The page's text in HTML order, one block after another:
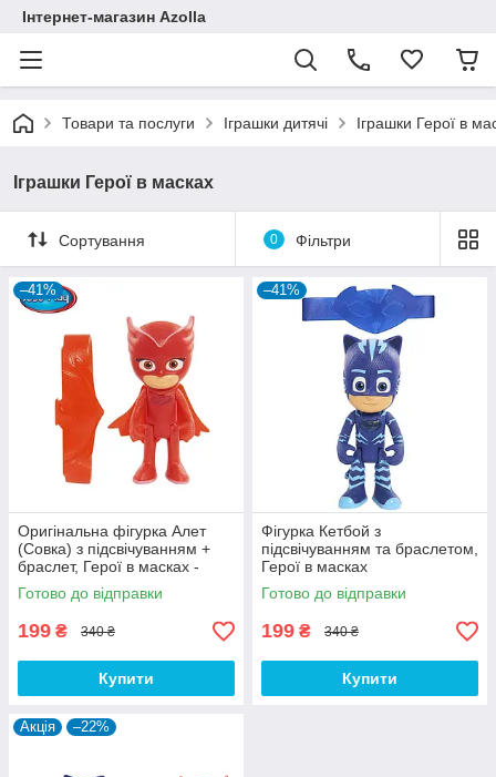
Інтернет-магазин Azolla
Товари та послуги Іграшки дитячі Іграшки Герої в
Іграшки Герої в масках
Сортування 0 Фільтри
–41%
Оригінальна фігурка Алет
(Совка) з підсвічуванням +
браслет, Герої в масках -
Owlette, Just Play
Готово до відправки
199 ₴ 340 ₴
Купити
–41%
Фігурка Кетбой з
підсвічуванням та браслетом,
Герої в масках
Готово до відправки
199 ₴ 340 ₴
Купити
Акція –22%